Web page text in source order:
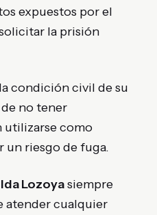
expuestos por el
la prisión
condición civil de su
no tener
utilizarse como
un riesgo de fuga.
Lozoyasiempre
atender cualquier